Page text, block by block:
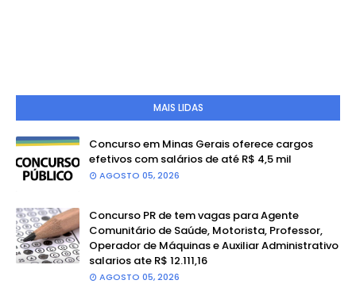
MAIS LIDAS
Concurso em Minas Gerais oferece cargos
efetivos com salários de até R$ 4,5 mil
AGOSTO 05, 2026
Concurso PR de tem vagas para Agente
Comunitário de Saúde, Motorista, Professor,
Operador de Máquinas e Auxiliar Administrativo
salarios ate R$ 12.111,16
AGOSTO 05, 2026